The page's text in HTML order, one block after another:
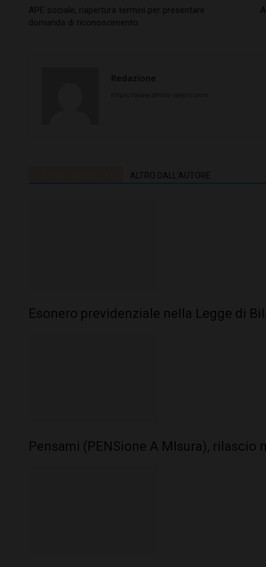
APE sociale, riapertura termini per presentare
domanda di riconoscimento
Redazione
ALTRO DALL'AUTORE
Esonero previdenziale nella Legge di
Pensami (PENSione A MIsura), rilascio